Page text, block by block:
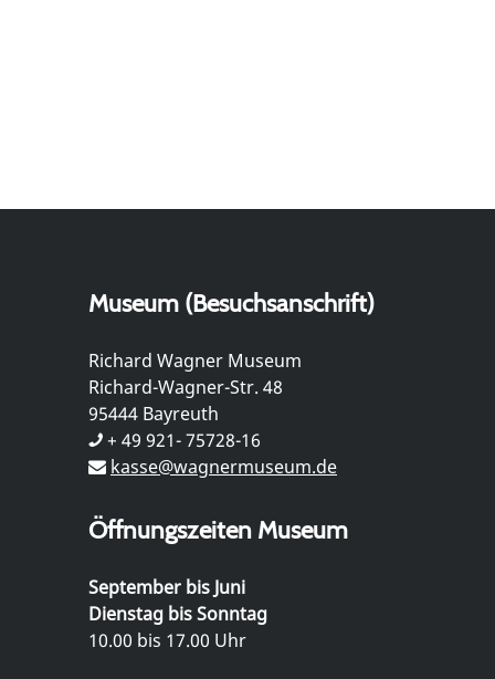
Museum (Besuchsanschrift)
Richard Wagner Museum
Richard-Wagner-Str. 48
95444 Bayreuth
+ 49 921- 75728-16
kasse@wagnermuseum.de
Öffnungszeiten Museum
September bis Juni
Dienstag bis Sonntag
10.00 bis 17.00 Uhr